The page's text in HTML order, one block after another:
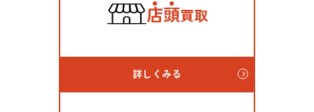
店頭買取
詳しくみる